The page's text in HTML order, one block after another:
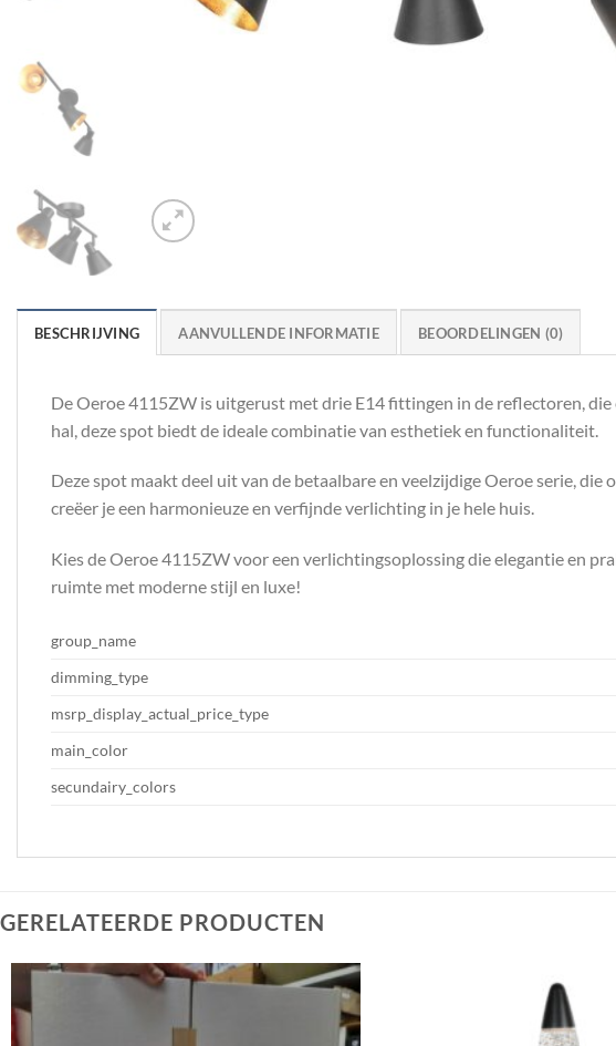
BESCHRIJVING AANVULLENDE INFORMATIE BEOORDELINGEN (0)
De Oeroe 4115ZW is uitgerust met drie E14 fittingen in de reflectoren,
hal, deze spot biedt de ideale combinatie van esthetiek en functionaliteit.
Deze spot maakt deel uit van de betaalbare en veelzijdige Oeroe serie,
creëer je een harmonieuze en verfijnde verlichting in je hele huis.
Kies de Oeroe 4115ZW voor een verlichtingsoplossing die elegantie en
ruimte met moderne stijl en luxe!
group_name
dimming_type
msrp_display_actual_price_type
main_color
secundairy_colors
GERELATEERDE PRODUCTEN
Toevoegen